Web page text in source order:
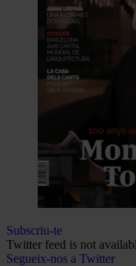
Subscriu-te
Twitter feed is not
Segueix-nos a Twitter